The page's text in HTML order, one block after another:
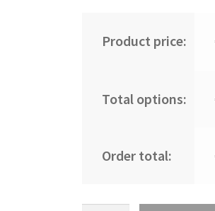
Product price:
Total options:
Order total: